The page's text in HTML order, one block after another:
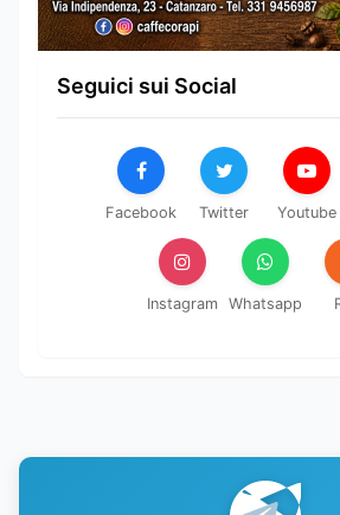
Seguici sui Social
Facebook Twitter Youtube
Instagram Whatsapp